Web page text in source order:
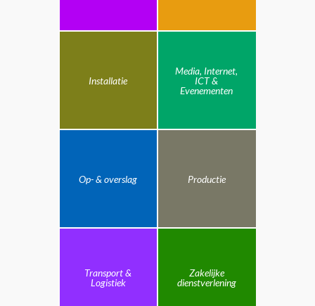
Installatie
Media, Internet,
ICT &
Evenementen
Op- & overslag Productie
Transport &
Logistiek
Zakelijke
dienstverlening